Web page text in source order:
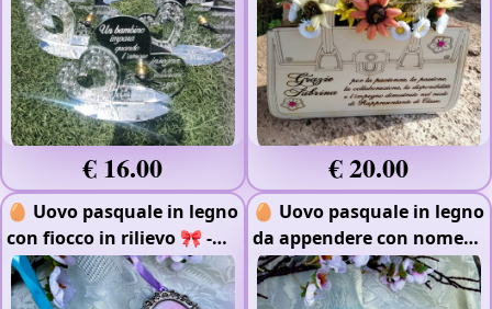
€ 16.00 € 20.00
🥚 Uovo pasquale in legno
con fiocco in rilievo 🎀 -
Stampa Raggi UV
🥚 Uovo pasquale in legno
da appendere con nome
🐰- Colorato- Doppio
Strato